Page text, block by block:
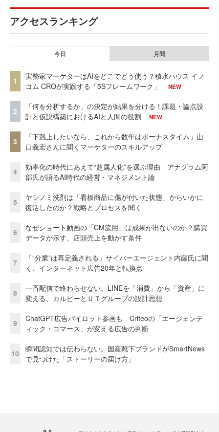
アクセスランキング
今日 月間
1
実務家マーケターはAIをどこでどう使う？積水ハウス イノ
コム CROが実践する「5Sフレームワーク」
NEW
2
「何を分析するか」の決定が結果を分ける！課題・論点設
計と仮説構築におけるAIと人間の役割
NEW
3
「下剋上したいなら、これから数年はボーナスタイム」山
口義宏さんに聞くマーケターのスキルアップ
4
効率化の時代にあえて“超属人化”を選ぶ理由 アナグラム阿
部氏が語るAI時代の経営・マネジメント論
5
ヤシノミ洗剤は「看板商品に傷が付いた状態」からいかに
復活したのか？戦略とプロセスを聞く
6
なぜショート動画の「CM流用」は成果が出ないのか？購買
データが示す、店頭売上を動かす条件
7
「“分業”は再定義される」サイバーエージェント内藤氏に聞
く、インターネット広告20年と転換点
8
一斉配信で終わらせない。LINEを「消費」から「資産」に
変える、カルビーとＵＴグループの設計思想
9
ChatGPT広告パイロット参画も Criteoの「エージェンテ
ィック・コマース」が変える広告の判断
10
瞬間認知では伝わらない。国産靴下ブランドがSmartNews
で見つけた「ストーリーの届け方」